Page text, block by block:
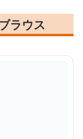
ラウス